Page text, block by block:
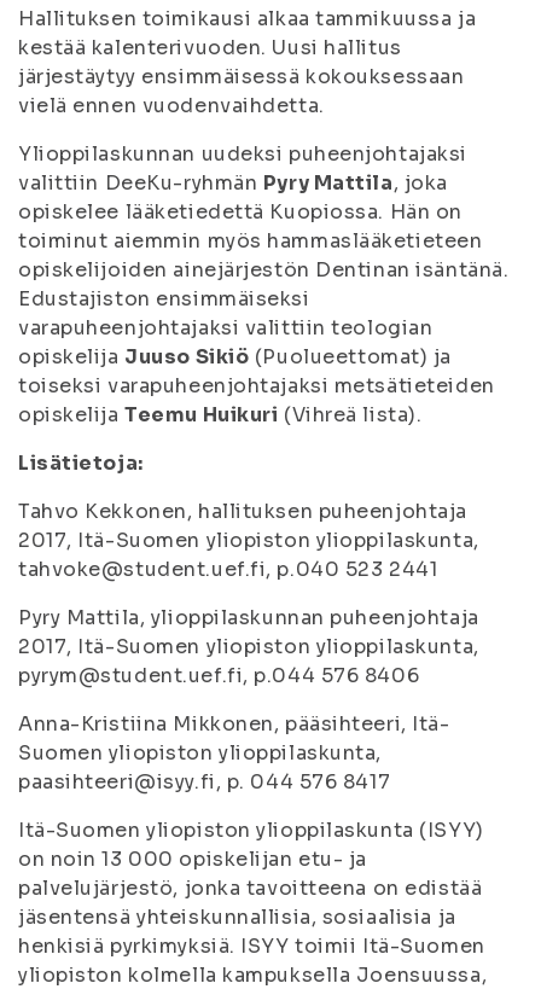
Hallituksen toimikausi alkaa tammikuussa ja
kestää kalenterivuoden. Uusi hallitus
järjestäytyy ensimmäisessä kokouksessaan
vielä ennen vuodenvaihdetta.
Ylioppilaskunnan uudeksi puheenjohtajaksi
valittiin DeeKu-ryhmän Pyry Mattila, joka
opiskelee lääketiedettä Kuopiossa. Hän on
toiminut aiemmin myös hammaslääketieteen
opiskelijoiden ainejärjestön Dentinan isäntänä.
Edustajiston ensimmäiseksi
varapuheenjohtajaksi valittiin teologian
opiskelija Juuso Sikiö (Puolueettomat) ja
toiseksi varapuheenjohtajaksi metsätieteiden
opiskelijaTeemu Huikuri (Vihreä lista).
Lisätietoja:
Tahvo Kekkonen, hallituksen puheenjohtaja
2017, Itä-Suomen yliopiston ylioppilaskunta,
tahvoke@student.uef.fi, p.040 523 2441
Pyry Mattila, ylioppilaskunnan puheenjohtaja
2017, Itä-Suomen yliopiston ylioppilaskunta,
pyrym@student.uef.fi, p.044 576 8406
Anna-Kristiina Mikkonen, pääsihteeri, Itä-
Suomen yliopiston ylioppilaskunta,
paasihteeri@isyy.fi, p. 044 576 8417
Itä-Suomen yliopiston ylioppilaskunta (ISYY)
on noin 13 000 opiskelijan etu- ja
palvelujärjestö, jonka tavoitteena on edistää
jäsentensä yhteiskunnallisia, sosiaalisia ja
henkisiä pyrkimyksiä. ISYY toimii Itä-Suomen
yliopiston kolmella kampuksella Joensuussa,